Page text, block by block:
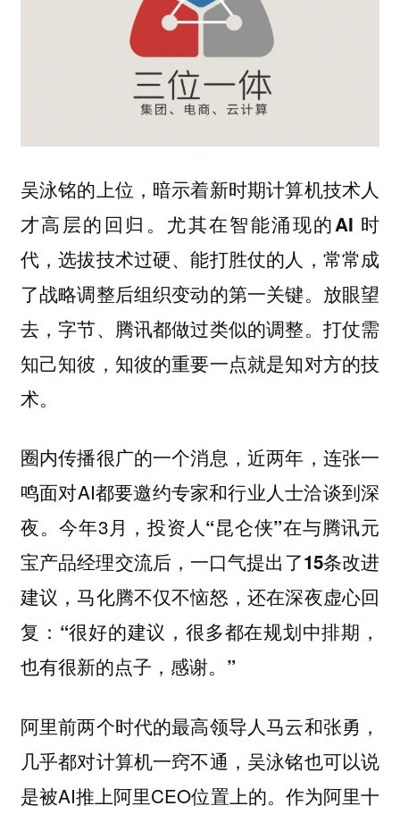
吴泳铭的上位，暗示着新时期计算机技术人
才高层的回归。尤其在智能涌现的AI 时
代，选拔技术过硬、能打胜仗的人，常常成
了战略调整后组织变动的第一关键。放眼望
去，字节、腾讯都做过类似的调整。打仗需
知己知彼，知彼的重要一点就是知对方的技
术。
圈内传播很广的一个消息，近两年，连张一
鸣面对AI都要邀约专家和行业人士洽谈到深
夜。今年3月 ，投资人“昆仑侠”在与腾讯元
宝产品经理交流后，一口气提出了15条改进
建议，马化腾不仅不恼怒，还在深夜虚心回
复：“很好的建议，很多都在规划中排期，
也有很新的点子，感谢。”
阿里前两个时代的最高领导人马云和张勇，
几乎都对计算机一窍不通，吴泳铭也可以说
是被AI推上阿里CEO位置上的。作为阿里十